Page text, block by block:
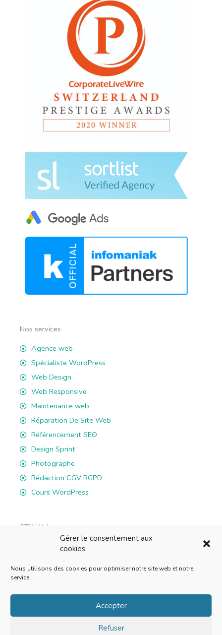
Gérer le consentement aux
cookies
Nous utilisons des cookies pour optimiser notre site web et notre
service.
Accepter
Refuser
Nos services
Agence web
Spécialiste WordPress
Web Design
Web Responsive
Maintenance web
Réparation De Site Web
Référencement SEO
Design Sprint
Photographe
Rédaction CGV RGPD
Cours WordPress
STX Web
rue du Battoir 7B, 1036 Sullens
F
c
L
i
n
I
n
s
W
a